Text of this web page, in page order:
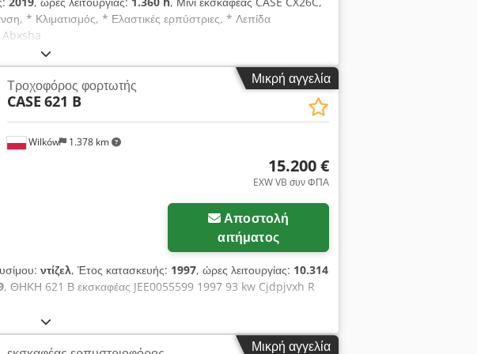
* Κλιματισμός, * Ελαστικές ερπύστριες, * Λεπίδα
Μικρή αγγελία
Wilków 1.378 km
Τροχοφόρος φορτωτής
CASE 621 B
15.200 €
EXW VB συν ΦΠΑ
Αποστολή
αιτήματος
ντίζελ, Έτος κατασκευής: 1997, ώρες λειτουργίας: 10.314
, ΘΗΚΗ 621 Β εκσκαφέας JEE0055599 1997 93 kw Cjdpjvxh R
Μικρή αγγελία